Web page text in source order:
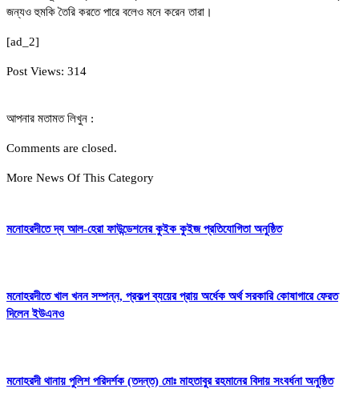
জন্যও হুমকি তৈরি করতে পারে বলেও মনে করেন তারা।
[ad_2]
Post Views: 314
আপনার মতামত লিখুন :
Comments are closed.
More News Of This Category
মনোহরদীতে দ্য আল-হেরা ফাউন্ডেশনের কুইক কুইজ প্রতিযোগিতা অনুষ্ঠিত
মনোহরদীতে খাল খনন সম্পন্ন, প্রকল্প ব্যয়ের প্রায় অর্ধেক অর্থ সরকারি কোষাগারে ফেরত
দিলেন ইউএনও
মনোহরদী থানায় পুলিশ পরিদর্শক (তদন্ত) মোঃ মাহতাবুর রহমানের বিদায় সংবর্ধনা অনুষ্ঠিত